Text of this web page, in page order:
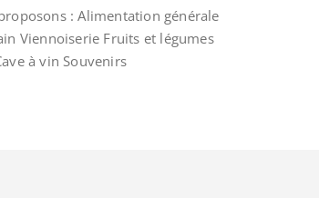
: Alimentation générale
Viennoiserie Fruits et légumes
à vin Souvenirs